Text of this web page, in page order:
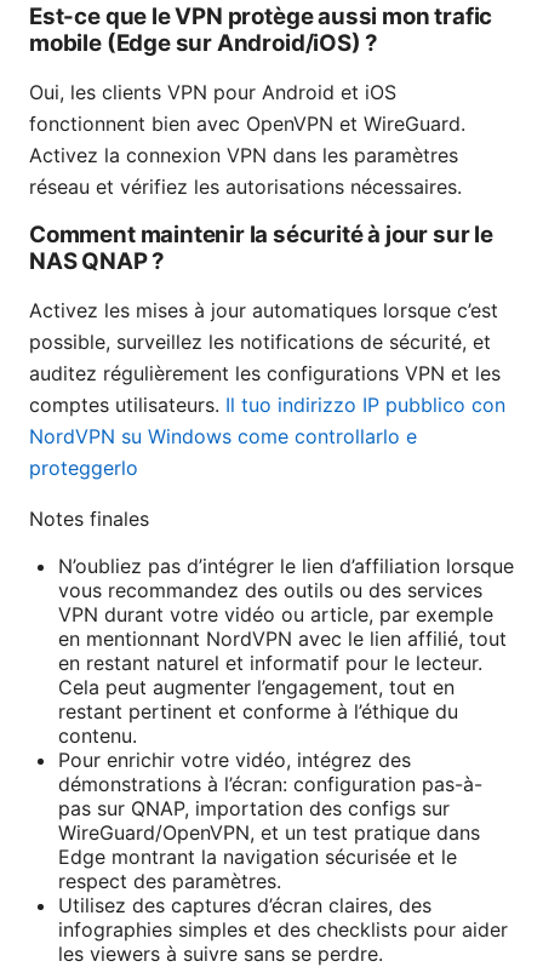
Est-ce que le VPN protège aussi mon trafic
mobile (Edge sur Android/iOS) ?
Oui, les clients VPN pour Android et iOS
fonctionnent bien avec OpenVPN et WireGuard.
Activez la connexion VPN dans les paramètres
réseau et vérifiez les autorisations nécessaires.
Comment maintenir la sécurité à jour sur le
NAS QNAP ?
Activez les mises à jour automatiques lorsque c’est
possible, surveillez les notifications de sécurité, et
auditez régulièrement les configurations VPN et les
comptes utilisateurs. Il tuo indirizzo IP pubblico con
NordVPN su Windows come controllarlo e
proteggerlo
Notes finales
N’oubliez pas d’intégrer le lien d’affiliation lorsque
vous recommandez des outils ou des services
VPN durant votre vidéo ou article, par exemple
en mentionnant NordVPN avec le lien affilié, tout
en restant naturel et informatif pour le lecteur.
Cela peut augmenter l’engagement, tout en
restant pertinent et conforme à l’éthique du
contenu.
Pour enrichir votre vidéo, intégrez des
démonstrations à l’écran: configuration pas-à-
pas sur QNAP, importation des configs sur
WireGuard/OpenVPN, et un test pratique dans
Edge montrant la navigation sécurisée et le
respect des paramètres.
Utilisez des captures d’écran claires, des
infographies simples et des checklists pour aider
les viewers à suivre sans se perdre.